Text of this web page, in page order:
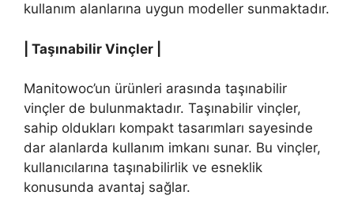
kullanım alanlarına uygun modeller sunmaktadır.
| Taşınabilir Vinçler |
Manitowoc’un ürünleri arasında taşınabilir
vinçler de bulunmaktadır. Taşınabilir vinçler,
sahip oldukları kompakt tasarımları sayesinde
dar alanlarda kullanım imkanı sunar. Bu vinçler,
kullanıcılarına taşınabilirlik ve esneklik
konusunda avantaj sağlar.